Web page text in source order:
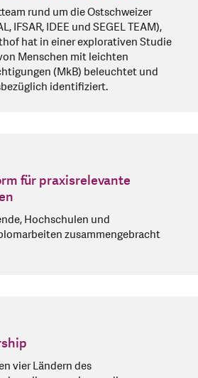
rund um die Ostschweizer
IFSAR, IDEE und SEGEL TEAM),
hat in einer explorativen Studie
Menschen mit leichten
(MkB) beleuchtet und
identifiziert.
für praxisrelevante
Hochschulen und
zusammengebracht
vier Ländern des